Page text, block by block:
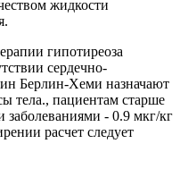
жидкости
гипотиреоза
сердечно-
Берлин-Хеми назначают
тела., пациентам старше
заболеваниями - 0.9 мкг/кг
расчет следует